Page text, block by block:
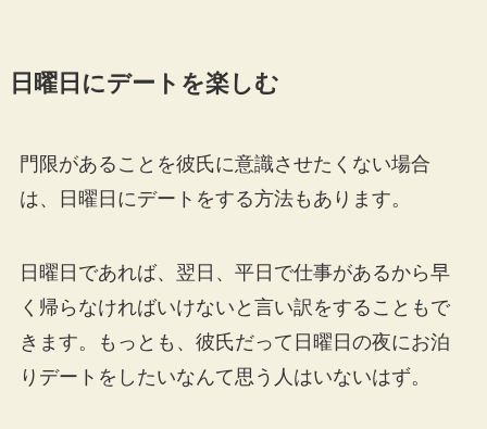
日曜日にデートを楽しむ
門限があることを彼氏に意識させたくない場合
は、日曜日にデートをする方法もあります。
日曜日であれば、翌日、平日で仕事があるから早
く帰らなければいけないと言い訳をすることもで
きます。もっとも、彼氏だって日曜日の夜にお泊
りデートをしたいなんて思う人はいないはず。